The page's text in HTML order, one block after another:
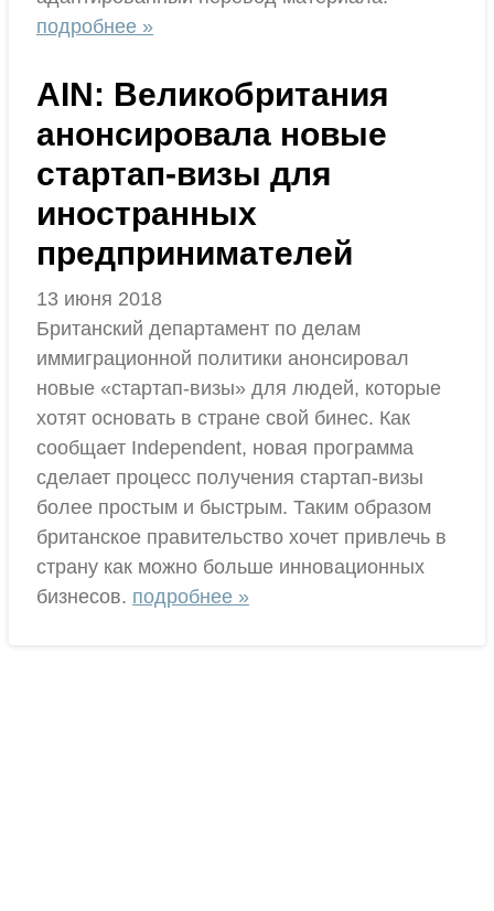
подробнее »
AIN: Великобритания
анонсировала новые
стартап-визы для
иностранных
предпринимателей
13 июня 2018
Британский департамент по делам
иммиграционной политики анонсировал
новые «стартап-визы» для людей, которые
хотят основать в стране свой бинес. Как
сообщает Independent, новая программа
сделает процесс получения стартап-визы
более простым и быстрым. Таким образом
британское правительство хочет привлечь в
страну как можно больше инновационных
бизнесов. подробнее »